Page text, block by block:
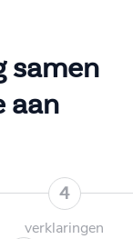
samen
aan
4
verklaringen